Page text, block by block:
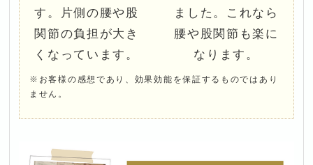
す。片側の腰や股
関節の負担が大き
くなっています。
ました。これなら
腰や股関節も楽に
なります。
※お客様の感想であり、効果効能を保証するものではあり
ません。